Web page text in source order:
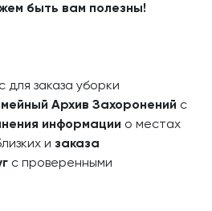
быть вам полезны!
для заказа уборки
Архив Захоронений с
информации о местах
и заказа
с проверенными